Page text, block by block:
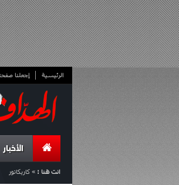
الرئيسية إجعلنا
الأخبار
انت هنا : » كاريكاتور